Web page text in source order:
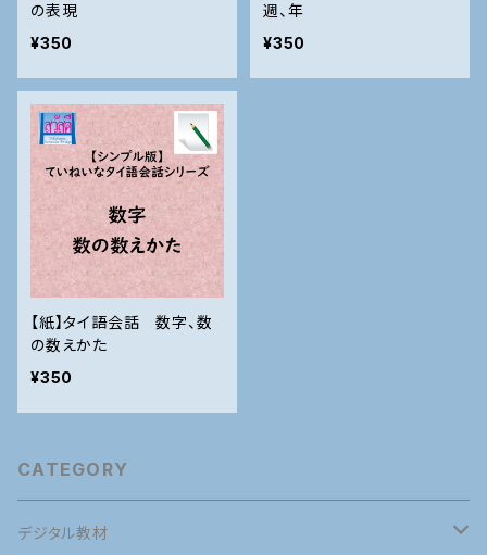
の表現
¥350
週、年
¥350
【紙】タイ語会話 数字、数
の数えかた
¥350
CATEGORY
デジタル教材